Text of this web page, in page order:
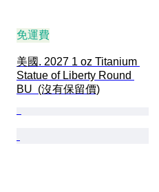
免運費
美國. 2027 1 oz Titanium
Statue of Liberty Round
BU  (沒有保留價)